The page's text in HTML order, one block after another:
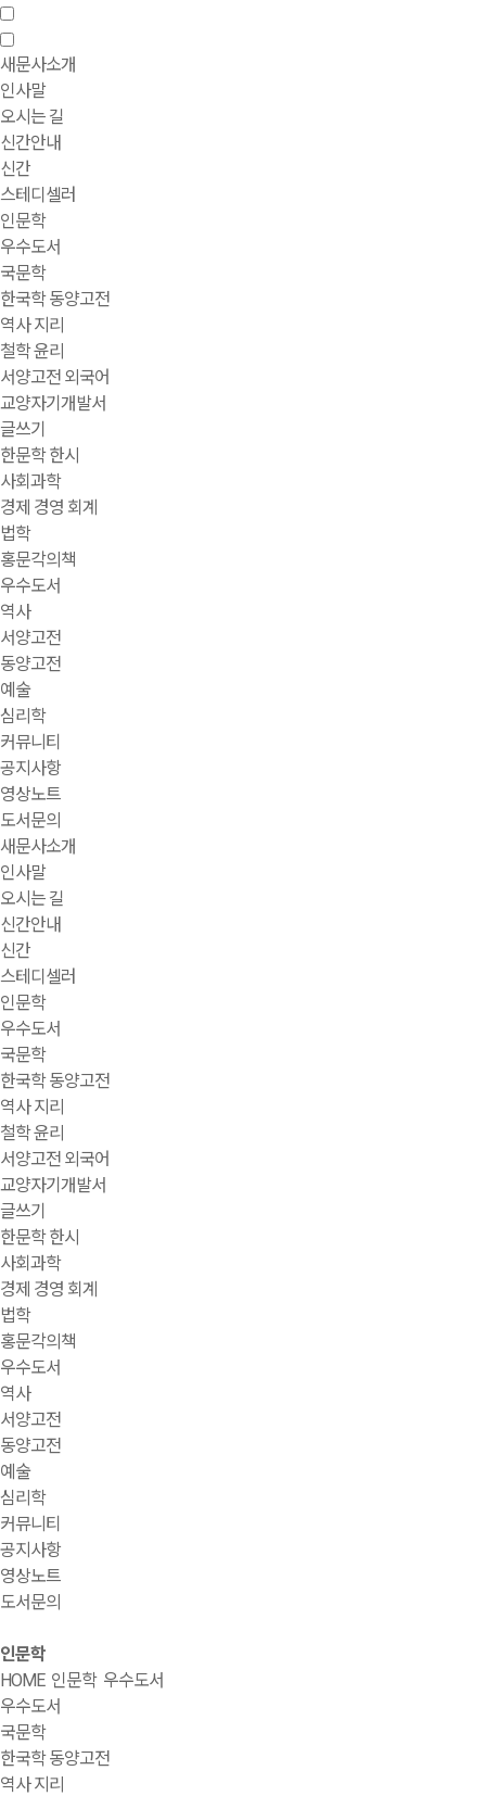
새문사소개
인사말
오시는 길
신간안내
신간
스테디셀러
인문학
우수도서
국문학
한국학 동양고전
역사 지리
철학 윤리
서양고전 외국어
교양자기개발서
글쓰기
한문학 한시
사회과학
경제 경영 회계
법학
홍문각의책
우수도서
역사
서양고전
동양고전
예술
심리학
커뮤니티
공지사항
영상노트
도서문의
새문사소개
인사말
오시는 길
신간안내
신간
스테디셀러
인문학
우수도서
국문학
한국학 동양고전
역사 지리
철학 윤리
서양고전 외국어
교양자기개발서
글쓰기
한문학 한시
사회과학
경제 경영 회계
법학
홍문각의책
우수도서
역사
서양고전
동양고전
예술
심리학
커뮤니티
공지사항
영상노트
도서문의
인문학
HOME 인문학 우수도서
우수도서
국문학
한국학 동양고전
역사 지리